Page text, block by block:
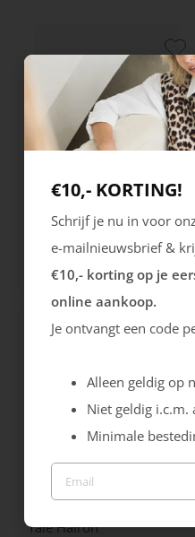
Rieker
Cristallino
99.99
Maruti
Yale Hairon
€10,- KORTING!
Schrijf je nu in voor
e-mailnieuwsbrief &
€10,- korting op je
online aankoop.
Je ontvangt een code
Alleen geldig op
Niet geldig i.c.m.
Minimale